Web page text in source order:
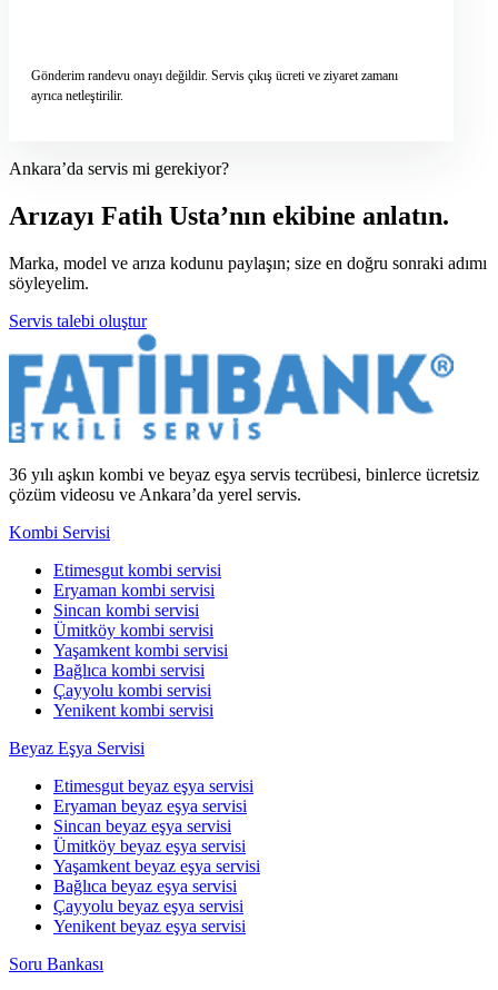
Gönderim randevu onayı değildir. Servis çıkış ücreti ve ziyaret zamanı
ayrıca netleştirilir.
Ankara’da servis mi gerekiyor?
Arızayı Fatih Usta’nın ekibine anlatın.
Marka, model ve arıza kodunu paylaşın; size en doğru sonraki adımı
söyleyelim.
Servis talebi oluştur
36 yılı aşkın kombi ve beyaz eşya servis tecrübesi, binlerce ücretsiz
çözüm videosu ve Ankara’da yerel servis.
Kombi Servisi
Etimesgut kombi servisi
Eryaman kombi servisi
Sincan kombi servisi
Ümitköy kombi servisi
Yaşamkent kombi servisi
Bağlıca kombi servisi
Çayyolu kombi servisi
Yenikent kombi servisi
Beyaz Eşya Servisi
Etimesgut beyaz eşya servisi
Eryaman beyaz eşya servisi
Sincan beyaz eşya servisi
Ümitköy beyaz eşya servisi
Yaşamkent beyaz eşya servisi
Bağlıca beyaz eşya servisi
Çayyolu beyaz eşya servisi
Yenikent beyaz eşya servisi
Soru Bankası